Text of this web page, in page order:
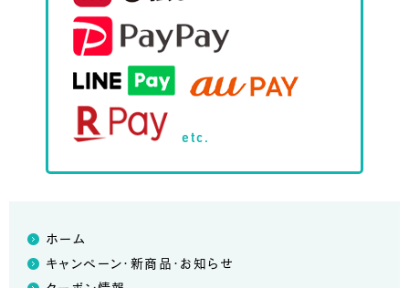
etc.
ホーム
キャンペーン・新商品・お知らせ